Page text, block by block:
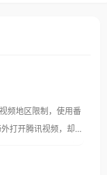
频地区限制，使用番